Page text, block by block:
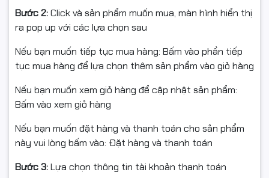
Công nghệ Optical giúp loại bỏ hiện tượng
delay hay
double-click, đồng thời mang đến phản hồi cực nhanh
và chính xác – yếu tố quan trọng với game thủ chuyên
nghiệp.
Cảm giác gõ của switch quang học E-Dra cực kỳ ổn
định, cho hành trình phím mượt và âm thanh nhẹ,
không gây ồn khi sử dụng trong môi trường làm việc.
🌈LED Rainbow xuyên
keycap – Rực rỡ trong đêm
Bước 2:Click và sản phẩm muốn mua, màn hình hiển thị
ra pop up với các lựa chọn sau
Nếu bạn muốn tiếp tục mua hàng: Bấm vào phần tiếp
tục mua hàng để lựa chọn thêm sản phẩm vào giỏ hàng
Nếu bạn muốn xem giỏ hàng để cập nhật sản phẩm:
Bấm vào xem giỏ hàng
Nếu bạn muốn đặt hàng và thanh toán cho sản phẩm
này vui lòng bấm vào: Đặt hàng và thanh toán
Bước 3:Lựa chọn thông tin tài khoản thanh toán